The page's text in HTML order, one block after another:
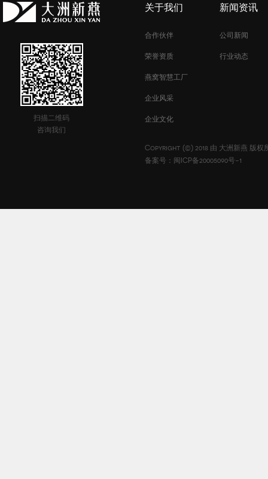
扫描二维码
咨询我们
关于我们
合作伙伴
荣誉资质
燕窝智慧工厂
企业风采
企业文化
新闻资讯
公司新闻
行业动态
Copyright (©) 2018 由 大洲新燕 版权
备案号：闽ICP备20005090号-1